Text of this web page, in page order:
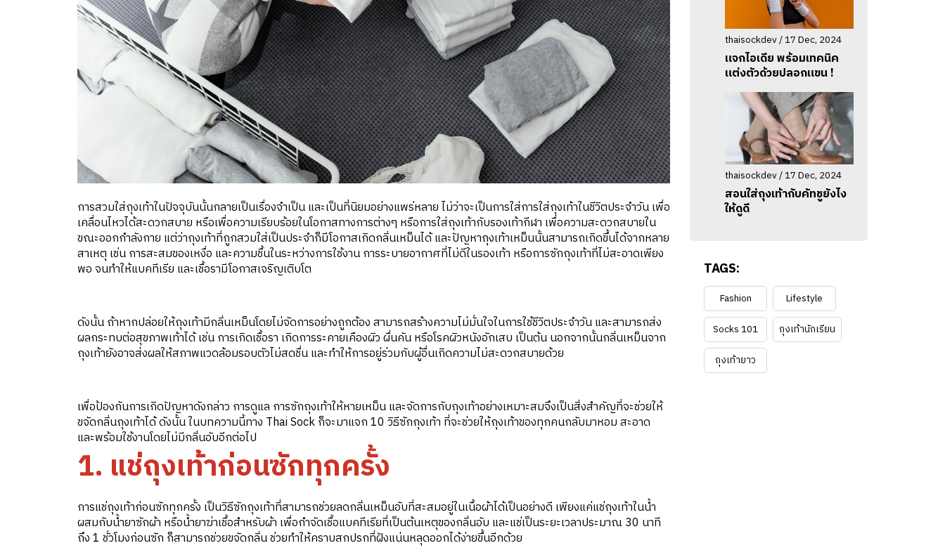
การสวมใส่ถุงเท้าในปัจจุบันนั้นกลายเป็นเรื่องจำเป็น และเป็นที่นิยมอย่างแพร่หลาย ไม่ว่าจะเป็นการใส่การใส่ถุงเท้าในชีวิตประจำวัน เพื่อ
เคลื่อนไหวได้สะดวกสบาย หรือเพื่อความเรียบร้อยในโอกาสทางการต่างๆ หรือการใส่ถุงเท้ากับรองเท้ากีฬา เพื่อความสะดวกสบายใน
ขณะออกกำลังกาย แต่ว่าถุงเท้าที่ถูกสวมใส่เป็นประจำก็มีโอกาสเกิดกลิ่นเหม็นได้ และปัญหาถุงเท้าเหม็นนั้นสามารถเกิดขึ้นได้จากหลาย
สาเหตุ เช่น การสะสมของเหงื่อ และความชื้นในระหว่างการใช้งาน การระบายอากาศที่ไม่ดีในรองเท้า หรือการซักถุงเท้าที่ไม่สะอาดเพียง
พอ จนทำให้แบคทีเรีย และเชื้อรามีโอกาสเจริญเติบโต
ดังนั้น ถ้าหากปล่อยให้ถุงเท้ามีกลิ่นเหม็นโดยไม่จัดการอย่างถูกต้อง สามารถสร้างความไม่มั่นใจในการใช้ชีวิตประจำวัน และสามารถส่ง
ผลกระทบต่อสุขภาพเท้าได้ เช่น การเกิดเชื้อรา เกิดการระคายเคืองผิว ผื่นคัน หรือโรคผิวหนังอักเสบ เป็นต้น นอกจากนั้นกลิ่นเหม็นจาก
ถุงเท้ายังอาจส่งผลให้สภาพแวดล้อมรอบตัวไม่สดชื่น และทำให้การอยู่ร่วมกับผู้อื่นเกิดความไม่สะดวกสบายด้วย
เพื่อป้องกันการเกิดปัญหาดังกล่าว การดูแล การซักถุงเท้าให้หายเหม็น และจัดการกับถุงเท้าอย่างเหมาะสมจึงเป็นสิ่งสำคัญที่จะช่วยให้
ขจัดกลิ่นถุงเท้าได้ ดังนั้น ในบทความนี้ทาง Thai Sock ก็จะมาแจก 10 วิธีซักถุงเท้า ที่จะช่วยให้ถุงเท้าของทุกคนกลับมาหอม สะอาด
และพร้อมใช้งานโดยไม่มีกลิ่นอับอีกต่อไป
1. แช่ถุงเท้าก่อนซักทุกครั้ง
การแช่ถุงเท้าก่อนซักทุกครั้ง เป็นวิธีซักถุงเท้าที่สามารถช่วยลดกลิ่นเหม็นอับที่สะสมอยู่ในเนื้อผ้าได้เป็นอย่างดี เพียงแค่แช่ถุงเท้าในน้ำ
ผสมกับน้ำยาซักผ้า หรือน้ำยาฆ่าเชื้อสำหรับผ้า เพื่อกำจัดเชื้อแบคทีเรียที่เป็นต้นเหตุของกลิ่นอับ และแช่เป็นระยะเวลาประมาณ 30 นาที
ถึง 1 ชั่วโมงก่อนซัก ก็สามารถช่วยขจัดกลิ่น ช่วยทำให้คราบสกปรกที่ฝังแน่นหลุดออกได้ง่ายขึ้นอีกด้วย
thaisockdev / 17 Dec, 2024
แจกไอเดีย พร้อมเทคนิค
แต่งตัวด้วยปลอกแขน !
thaisockdev / 17 Dec, 2024
สอนใส่ถุงเท้ากับคัทชูยังไง
ให้ดูดี
TAGS:
Fashion
Lifestyle
Socks 101
ถุงเท้านักเรียน
ถุงเท้ายาว